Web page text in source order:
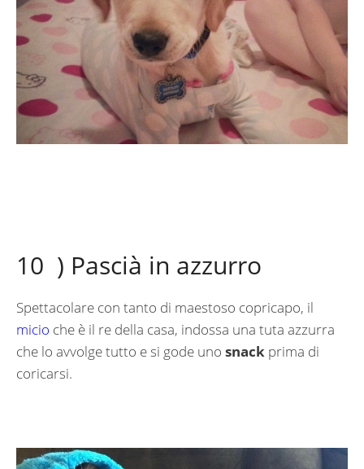
10 ) Pascià in azzurro
Spettacolare con tanto di maestoso copricapo, il
micio che è il re della casa, indossa una tuta azzurra
che lo avvolge tutto e si gode uno snack prima di
coricarsi.